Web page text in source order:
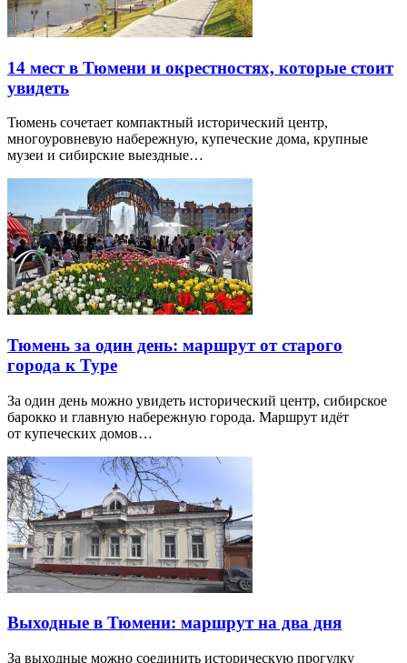
14 мест в Тюмени и окрестностях, которые стоит
увидеть
Тюмень сочетает компактный исторический центр,
многоуровневую набережную, купеческие дома, крупные
музеи и сибирские выездные…
Тюмень за один день: маршрут от старого
города к Туре
За один день можно увидеть исторический центр, сибирское
барокко и главную набережную города. Маршрут идёт
от купеческих домов…
Выходные в Тюмени: маршрут на два дня
За выходные можно соединить историческую прогулку